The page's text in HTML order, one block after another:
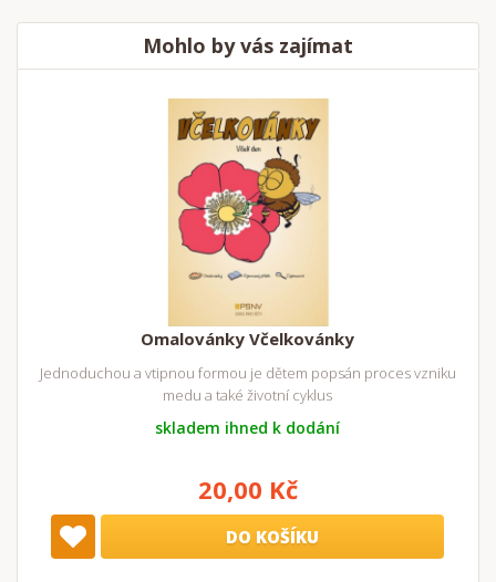
Mohlo by vás zajímat
Omalovánky Včelkovánky
Jednoduchou a vtipnou formou je dětem popsán proces vzniku
medu a také životní cyklus
skladem ihned k dodání
20,00 Kč
DO KOŠÍKU